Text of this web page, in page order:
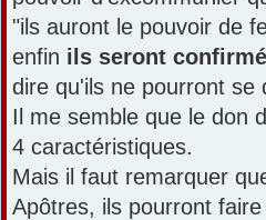
"ils auront le pouvoir de
enfin ils seront
dire qu'ils ne pourront se
Il me semble que le don
4 caractéristiques.
Mais il faut remarquer
Apôtres, ils pourront